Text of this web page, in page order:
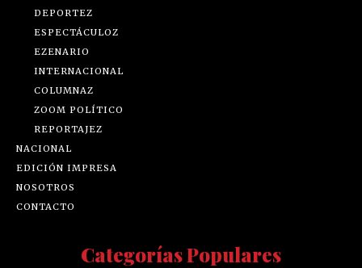
DEPORTEZ
ESPECTÁCULOZ
EZENARIO
INTERNACIONAL
COLUMNAZ
ZOOM POLÍTICO
REPORTAJEZ
NACIONAL
EDICIÓN IMPRESA
NOSOTROS
CONTACTO
Categorías Populares